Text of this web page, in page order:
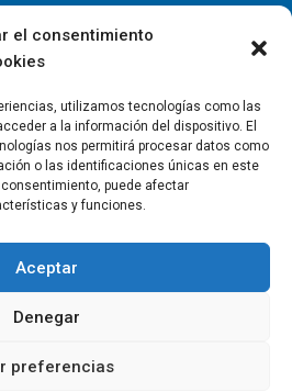
el consentimiento
utilizamos tecnologías como las
a la información del dispositivo. El
nos permitirá procesar datos como
o las identificaciones únicas en este
puede afectar
y funciones.
Aceptar
Denegar
preferencias
de Fisioterapeutas de la Región de